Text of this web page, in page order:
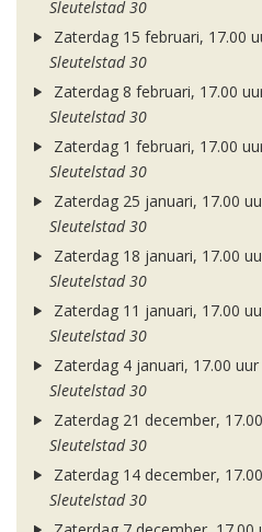
Sleutelstad 30
Zaterdag 15 februari, 17.00
Sleutelstad 30
Zaterdag 8 februari, 17.00
Sleutelstad 30
Zaterdag 1 februari, 17.00
Sleutelstad 30
Zaterdag 25 januari, 17.00
Sleutelstad 30
Zaterdag 18 januari, 17.00
Sleutelstad 30
Zaterdag 11 januari, 17.00
Sleutelstad 30
Zaterdag 4 januari, 17.00 uur
Sleutelstad 30
Zaterdag 21 december,
Sleutelstad 30
Zaterdag 14 december,
Sleutelstad 30